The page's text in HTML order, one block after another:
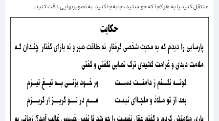
منتقل كنید یا به هر كجا كه خواستید، جابه‌جا كنید. به تصویر نهایی دقت كنید: